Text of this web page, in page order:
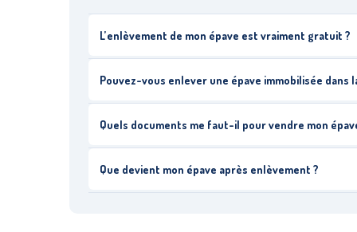
L’enlèvement de mon épave est vraiment gratuit ?
Pouvez-vous enlever une épave immobilisée dans
Quels documents me faut-il pour vendre mon
Que devient mon épave après enlèvement ?